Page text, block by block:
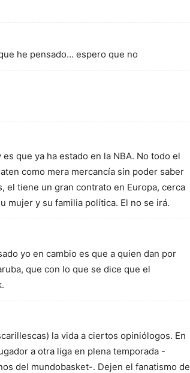
he pensado… espero que no
que ya ha estado en la NBA. No todo el
como mera mercancía sin poder saber
el tiene un gran contrato en Europa, cerca
mujer y su familia política. El no se irá.
yo en cambio es que a quien dan por
que con lo que se dice que el
la vida a ciertos opiniólogos. En
a otra liga en plena temporada -
del mundobasket-. Dejen el fanatismo de